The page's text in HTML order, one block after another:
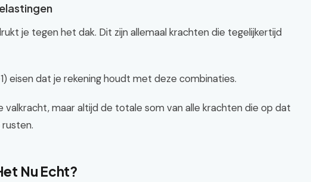
je tegen het dak. Dit zijn allemaal krachten die tegelijkertijd
eisen dat je rekening houdt met deze combinaties.
valkracht, maar altijd de totale som van alle krachten die op dat
Nu Echt?